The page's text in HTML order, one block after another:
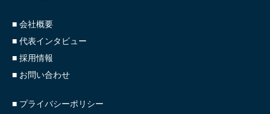
■ 会社概要
■ 代表インタビュー
■ 採用情報
■ お問い合わせ
■ プライバシーポリシー